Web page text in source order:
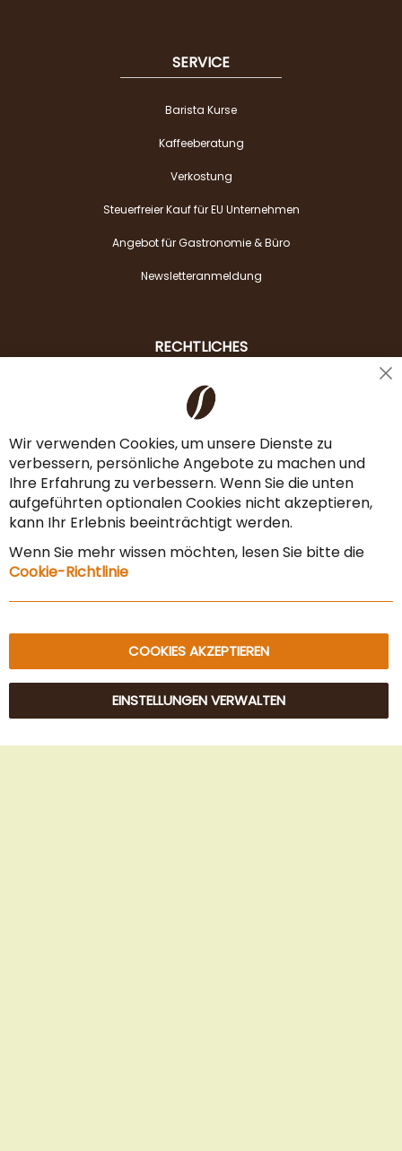
SERVICE
Barista Kurse
Kaffeeberatung
Verkostung
Steuerfreier Kauf für EU Unternehmen
Angebot für Gastronomie & Büro
Newsletteranmeldung
RECHTLICHES
Liefer- & Versandkosten
AGB & Widerrufsrecht
Vertrag widerrufen
Impressum
Datenschutz & Sicherheit
© 2025 Beans Kaffeehandel OG. Alle Rechte vorbehalten.
Wir verwenden Cookies, um unsere Dienste zu
verbessern, persönliche Angebote zu machen und
Ihre Erfahrung zu verbessern. Wenn Sie die unten
aufgeführten optionalen Cookies nicht akzeptieren,
kann Ihr Erlebnis beeinträchtigt werden.
Wenn Sie mehr wissen möchten, lesen Sie bitte die
Cookie-Richtlinie
COOKIES AKZEPTIEREN
EINSTELLUNGEN VERWALTEN